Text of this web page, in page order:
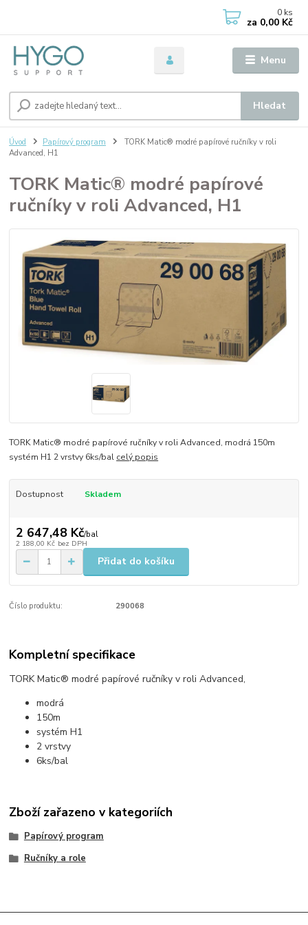
Menu
Hledat
0 ks
za 0,00 Kč
Úvod Papírový program
TORK Matic® modré papírové ručníky v roli
Advanced, H1
TORK Matic® modré papírové
ručníky v roli Advanced, H1
TORK Matic® modré papírové ručníky v roli Advanced, modrá 150m
systém H1 2 vrstvy 6ks/bal celý popis
Dostupnost Skladem
2 647,48 Kč/bal
2 188,00 Kč bez DPH
Přidat do košíku
Číslo produktu: 290068
Kompletní specifikace
TORK Matic® modré papírové ručníky v roli Advanced,
modrá
150m
systém H1
2 vrstvy
6ks/bal
Zboží zařazeno v kategoriích
Papírový program
Ručníky a role